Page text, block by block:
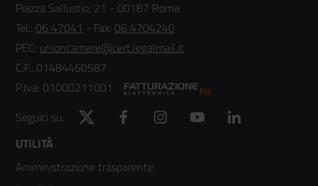
Piazza Sallustio, 21 - 00187 Roma
Tel.: 06 47041 - Fax: 06 4704240
PEC: unioncamere@cert.legalmail.it
C.F.: 01484460587
P.Iva: 01000211001
Seguici su:
Twitter Facebook Instagram YouTube
Footer
UTILITÀ
Amministrazione trasparente